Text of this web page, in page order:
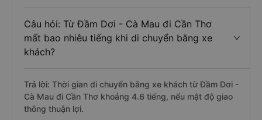
Câu hỏi: Từ Đầm Dơi - Cà Mau đi Cần Thơ
mất bao nhiêu tiếng khi di chuyển bằng xe
khách?
Trả lời: Thời gian di chuyển bằng xe khách từ Đầm Dơi -
Cà Mau đi Cần Thơ khoảng 4.6 tiếng, nếu mật độ giao
thông thuận lợi.